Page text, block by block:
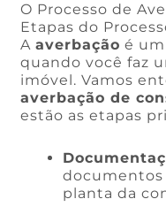
O Processo de
Etapas do
Aaverbação é
quando você faz
imóvel. Vamos
averbação de
estão as etapas
documentos
planta da